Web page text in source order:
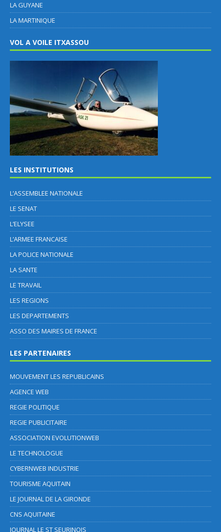
LA GUYANE
LA MARTINIQUE
VOL A VOILE ITXASSOU
LES INSTITUTIONS
L’ASSEMBLEE NATIONALE
LE SENAT
L’ELYSEE
L’ARMEE FRANCAISE
LA POLICE NATIONALE
LA SANTE
LE TRAVAIL
LES REGIONS
LES DEPARTEMENTS
ASSO DES MAIRES DE FRANCE
LES PARTENAIRES
MOUVEMENT LES REPUBLICAINS
AGENCE WEB
REGIE POLITIQUE
REGIE PUBLICITAIRE
ASSOCIATION EVOLUTIONWEB
LE TECHNOLOGUE
CYBERNWEB INDUSTRIE
TOURISME AQUITAIN
LE JOURNAL DE LA GIRONDE
CNS AQUITAINE
JOURNAL LE ST SEURINOIS